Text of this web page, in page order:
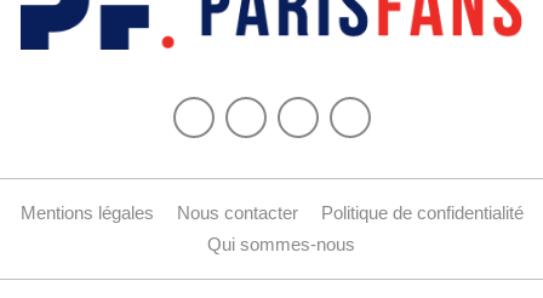
Mentions légales Nous contacter
Politique de confidentialité
Qui sommes-nous